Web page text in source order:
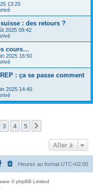
13:25
: des retours ?
2025 09:42
cours…
2025 16:50
: ça se passe comment
2025 14:40
3 4 5
Aller à
Heures au format UTC+02:00
© phpBB Limited